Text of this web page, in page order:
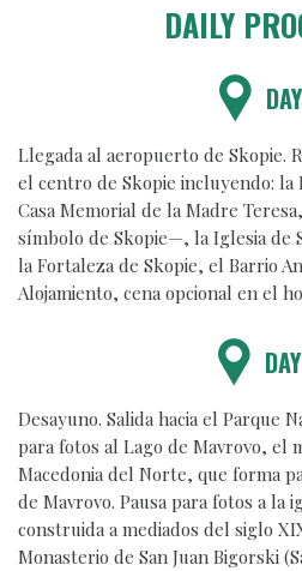
DAILY
Llegada al aeropuerto de Skopie.
el centro de Skopie incluyendo: la
Casa Memorial de la Madre
símbolo de Skopie—, la Iglesia de
la Fortaleza de Skopie, el Barrio
Alojamiento, cena opcional en el
Desayuno. Salida hacia el Parque
para fotos al Lago de Mavrovo, el
Macedonia del Norte, que forma
de Mavrovo. Pausa para fotos a la
construida a mediados del siglo
Monasterio de San Juan Bigorski